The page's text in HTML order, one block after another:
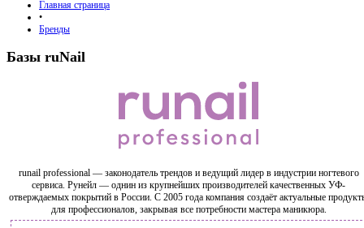
Главная страница
•
Бренды
Базы ruNail
runail professional — законодатель трендов и ведущий лидер в индустрии ногтевого
сервиса. Рунейл — однин из крупнейших производителей качественных УФ-
отверждаемых покрытий в России. С 2005 года компания создаёт актуальные
для профессионалов, закрывая все потребности мастера маникюра.